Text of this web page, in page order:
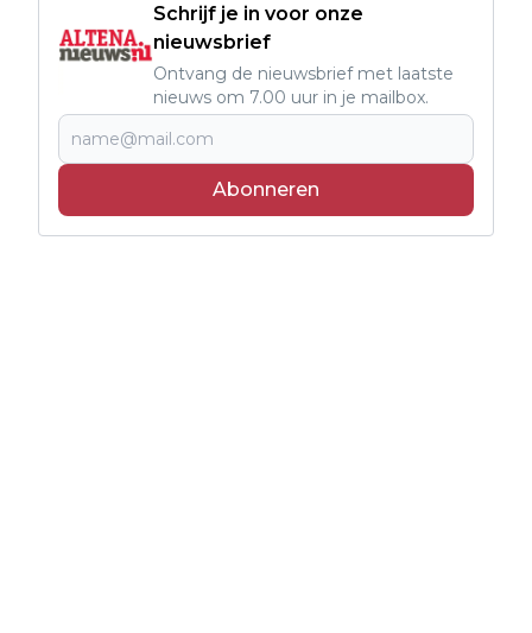
Schrijf je in voor onze
nieuwsbrief
Ontvang de nieuwsbrief met laatste
nieuws om 7.00 uur in je mailbox.
Abonneren